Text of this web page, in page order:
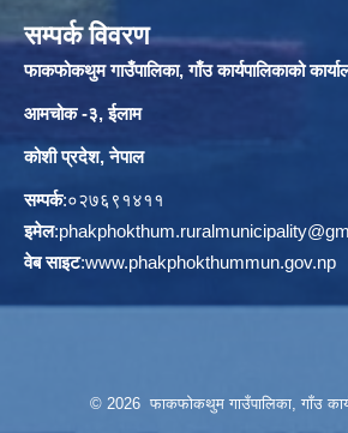
सम्पर्क विवरण
फाकफोकथुम गाउँपालिका, गाँउ कार्यपालिकाको
आमचोक -३, ईलाम
कोशी प्रदेश, नेपाल
सम्पर्क:०२७६९१४११
इमेल:
वेब साइट:www.phakphokthummun.gov.np
© 2026 फाकफोकथुम गाउँपालिका, गाँउ